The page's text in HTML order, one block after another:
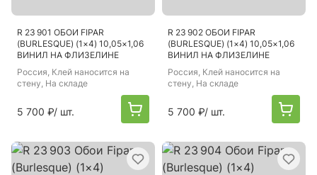
R 23 901 ОБОИ FIPAR
(BURLESQUE) (1×4) 10,05×1,06
ВИНИЛ НА ФЛИЗЕЛИНЕ
Россия, Клей наносится на
стену, На складе
5 700 ₽/ шт.
R 23 902 ОБОИ FIPAR
(BURLESQUE) (1×4) 10,05×1,06
ВИНИЛ НА ФЛИЗЕЛИНЕ
Россия, Клей наносится на
стену, На складе
5 700 ₽/ шт.